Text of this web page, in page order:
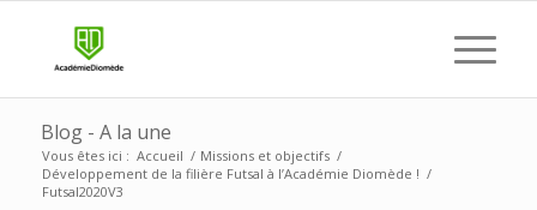
Blog - A la une
Vous êtes ici : Accueil / Missions et objectifs /
Développement de la filière Futsal à l’Académie Diomède ! /
Futsal2020V3